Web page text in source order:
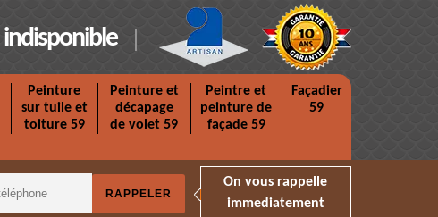
indisponible
Peinture
sur tuile et
toiture 59
Peinture et
décapage
de volet 59
Peintre et
peinture de
façade 59
Façadier
59
On vous rappelle
immediatement